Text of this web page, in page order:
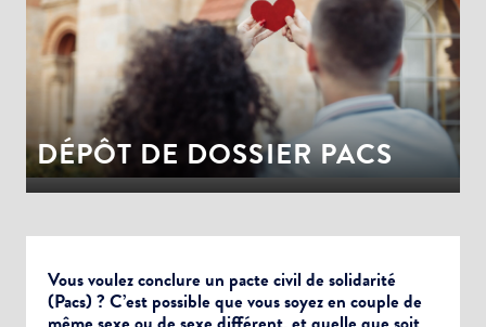
LA VILLE
DÉMOCRATIE
PARTICIPATIVE
DÉPÔT DE DOSSIER PACS
Vous voulez conclure un pacte civil de solidarité
(Pacs) ? C’est possible que vous soyez en couple de